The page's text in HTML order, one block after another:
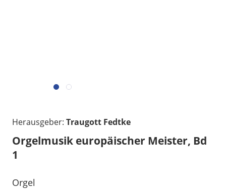
Herausgeber: Traugott Fedtke
Orgelmusik europäischer Meister, Bd
1
Orgel